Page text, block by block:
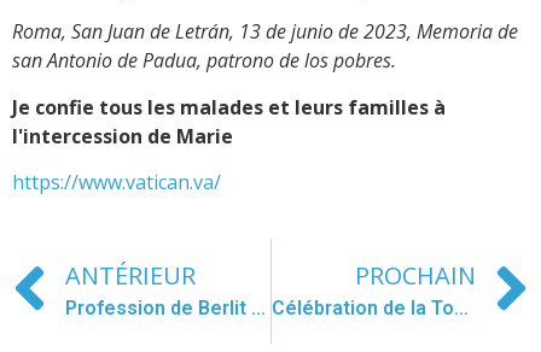
Roma, San Juan de Letrán, 13 de junio de 2023, Memoria de
san Antonio de Padua, patrono de los pobres.
Je confie tous les malades et leurs familles à
l'intercession de Marie
https://www.vatican.va/
ANTÉRIEUR
Profession de Berlit Jafreisi Díaz
PROCHAIN
Célébration de la Toussaint en Bois